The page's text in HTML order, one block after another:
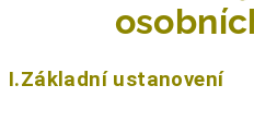
I.Základní ustanovení